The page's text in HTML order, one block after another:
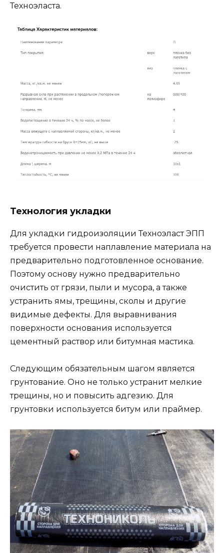
Техноэласта.
Технология укладки
Для укладки гидроизоляции Техноэласт ЭПП
требуется провести наплавление материала на
предварительно подготовленное основание.
Поэтому основу нужно предварительно
очистить от грязи, пыли и мусора, а также
устранить ямы, трещины, сколы и другие
видимые дефекты. Для выравнивания
поверхности основания используется
цементный раствор или битумная мастика.
Следующим обязательным шагом является
грунтование. Оно не только устранит мелкие
трещины, но и повысить адгезию. Для
грунтовки используется битум или праймер.